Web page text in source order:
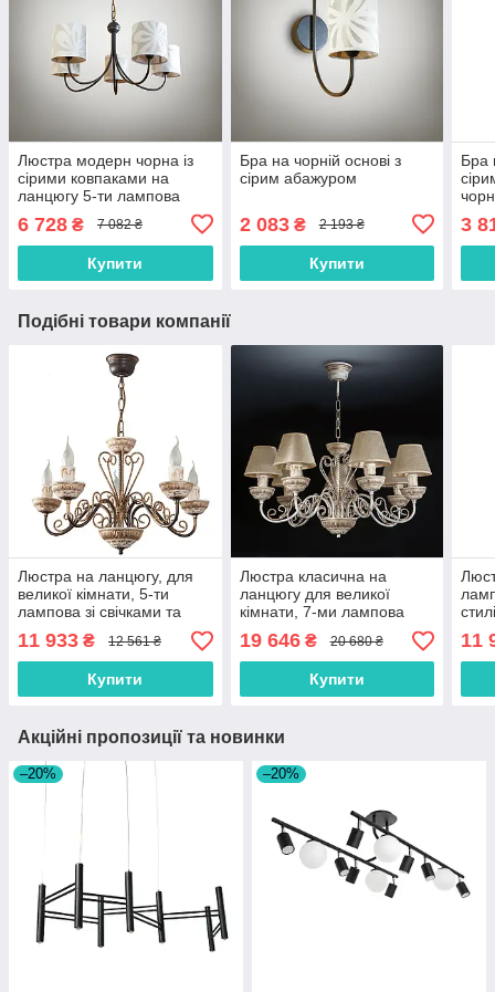
Люстра модерн чорна із
сірими ковпаками на
ланцюгу 5-ти лампова
6 728 ₴ 7 082 ₴
Купити
Бра на чорній основі з
сірим абажуром
2 083₴ 2 193 ₴
Купити
Бра
3
Подібні товари компанії
Люстра на ланцюгу, для
великої кімнати, 5-ти
лампова зі свічками та
керамічними чашами
11 933 ₴ 12 561 ₴
Купити
Люстра класична на
ланцюгу для великої
кімнати, 7-ми лампова
19 646₴ 20 680 ₴
Купити
11
Акційні пропозиції та новинки
–20% –20%